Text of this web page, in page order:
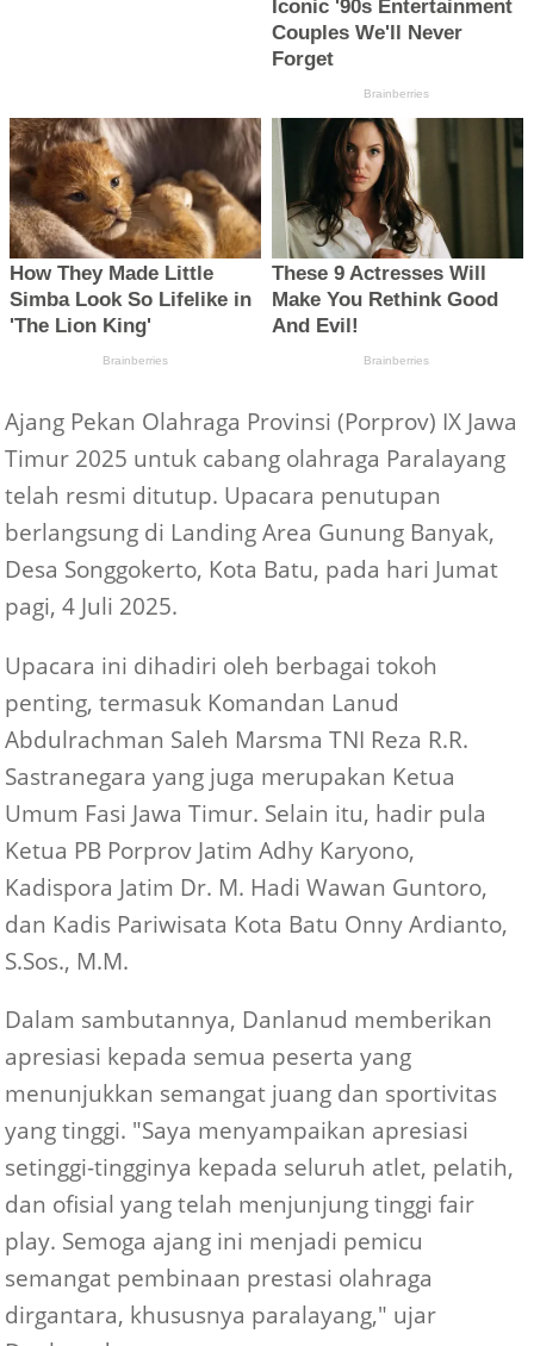
Ajang Pekan Olahraga Provinsi (Porprov) IX Jawa
Timur 2025 untuk cabang olahraga Paralayang
telah resmi ditutup. Upacara penutupan
berlangsung di Landing Area Gunung Banyak,
Desa Songgokerto, Kota Batu, pada hari Jumat
pagi, 4 Juli 2025.
Upacara ini dihadiri oleh berbagai tokoh
penting, termasuk Komandan Lanud
Abdulrachman Saleh Marsma TNI Reza R.R.
Sastranegara yang juga merupakan Ketua
Umum Fasi Jawa Timur. Selain itu, hadir pula
Ketua PB Porprov Jatim Adhy Karyono,
Kadispora Jatim Dr. M. Hadi Wawan Guntoro,
dan Kadis Pariwisata Kota Batu Onny Ardianto,
S.Sos., M.M.
Dalam sambutannya, Danlanud memberikan
apresiasi kepada semua peserta yang
menunjukkan semangat juang dan sportivitas
yang tinggi. "Saya menyampaikan apresiasi
setinggi-tingginya kepada seluruh atlet, pelatih,
dan ofisial yang telah menjunjung tinggi fair
play. Semoga ajang ini menjadi pemicu
semangat pembinaan prestasi olahraga
dirgantara, khususnya paralayang," ujar